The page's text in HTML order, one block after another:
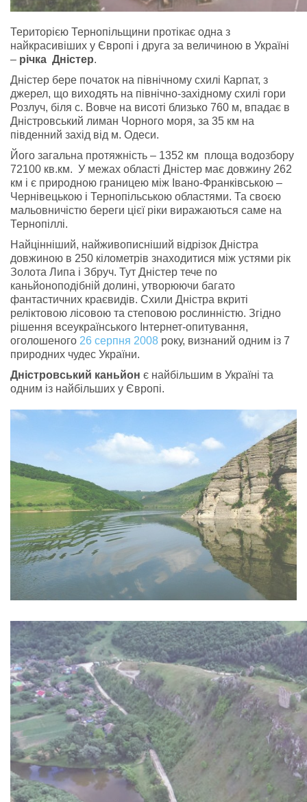
Територією Тернопільщини протікає одна з
найкрасивіших у Європі і друга за величиною в Україні
– річка Дністер.
Дністер бере початок на північному схилі Карпат, з
джерел, що виходять на північно-західному схилі гори
Розлуч, біля с. Вовче на висоті близько 760 м, впадає в
Дністровський лиман Чорного моря, за 35 км на
південний захід від м. Одеси.
Його загальна протяжність – 1352 км площа водозбору
72100 кв.км. У межах області Дністер має довжину 262
км і є природною границею між Івано-Франківською –
Чернівецькою і Тернопільською областями. Та своєю
мальовничістю береги цієї ріки виражаються саме на
Тернопіллі.
Найцінніший, найживописніший відрізок Дністра
довжиною в 250 кілометрів знаходитися між устями рік
Золота Липа і Збруч. Тут Дністер тече по
каньйоноподібній долині, утворюючи багато
фантастичних краєвидів. Схили Дністра вкриті
реліктовою лісовою та степовою рослинністю. Згідно
рішення всеукраїнського Інтернет-опитування,
оголошеного 26 серпня 2008 року, визнаний одним із 7
природних чудес України.
Дністровський каньйон є найбільшим в Україні та
одним із найбільших у Європі.